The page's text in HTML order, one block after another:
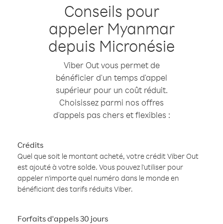
Conseils pour
appeler Myanmar
depuis Micronésie
Viber Out vous permet de
bénéficier d'un temps d'appel
supérieur pour un coût réduit.
Choisissez parmi nos offres
d'appels pas chers et flexibles :
Crédits
Quel que soit le montant acheté, votre crédit Viber Out
est ajouté à votre solde. Vous pouvez l'utiliser pour
appeler n'importe quel numéro dans le monde en
bénéficiant des tarifs réduits Viber.
Forfaits d'appels 30 jours